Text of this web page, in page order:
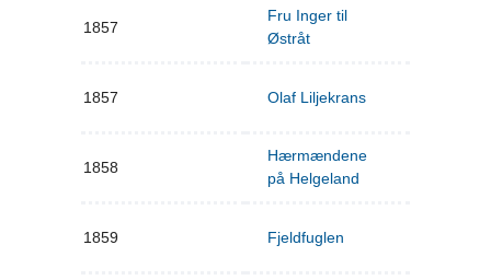
1857
Fru Inger til
Østråt
1857 Olaf Liljekrans
1858
Hærmændene
på Helgeland
1859 Fjeldfuglen